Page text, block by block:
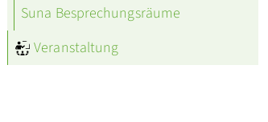
Suna Besprechungsräume
Veranstaltung